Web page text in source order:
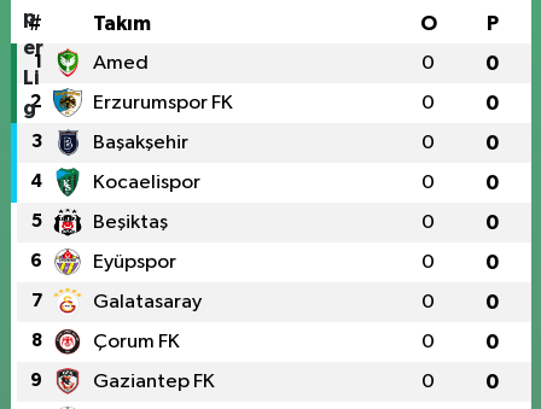
# Takım O P
1 Amed 0 0
2 Erzurumspor FK 0 0
3 Başakşehir 0 0
4 Kocaelispor 0 0
5 Beşiktaş 0 0
6 Eyüpspor 0 0
7 Galatasaray 0 0
8 Çorum FK 0 0
9 Gaziantep FK 0 0